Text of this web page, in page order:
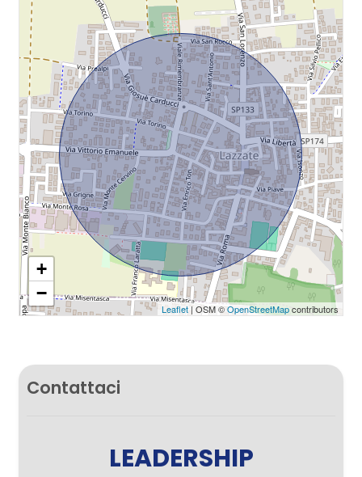
+
−
Leaflet| OSM ©OpenStreetMapcontributors
Contattaci
LEADERSHIP